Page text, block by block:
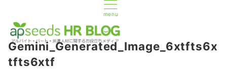
menu
Gemini_Generated_Image_6xtfts6x
tfts6xtf